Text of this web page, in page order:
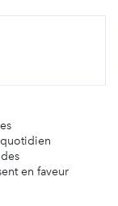
quotidien
en faveur